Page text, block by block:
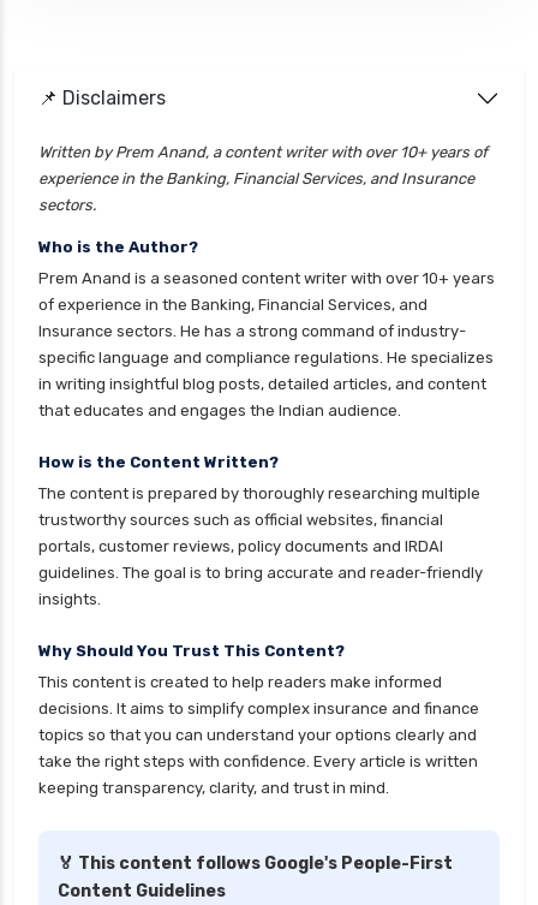
personal loan eligibility cholamandalam
finance
personal loan eligibility icici
personal loan eligibility idfc
personal loan eligibility incred
personal loan eligibility indusind bank
personal loan eligibility kotak
personal loan eligibility shriram
personal loan eligibility tata capital
personal loan eligibility yes bank
personal loan for ca
personal loan for doctors
personal loan for home renovation
personal loan for it professionals
personal loan for marriage
personal loan for pensioners
personal loan for salaried individuals
📌 Disclaimers
Written by Prem Anand, a content writer with over 10+ years of
experience in the Banking, Financial Services, and Insurance
sectors.
Who is the Author?
Prem Anand is a seasoned content writer with over 10+ years
of experience in the Banking, Financial Services, and
Insurance sectors. He has a strong command of industry-
specific language and compliance regulations. He specializes
in writing insightful blog posts, detailed articles, and content
that educates and engages the Indian audience.
How is the Content Written?
The content is prepared by thoroughly researching multiple
trustworthy sources such as official websites, financial
portals, customer reviews, policy documents and IRDAI
guidelines. The goal is to bring accurate and reader-friendly
insights.
Why Should You Trust This Content?
This content is created to help readers make informed
decisions. It aims to simplify complex insurance and finance
topics so that you can understand your options clearly and
take the right steps with confidence. Every article is written
keeping transparency, clarity, and trust in mind.
🏅 This content follows Google's People-First
Content Guidelines